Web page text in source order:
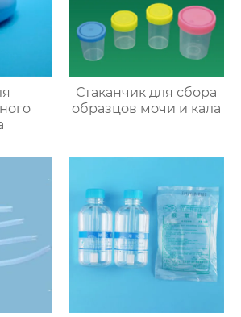
Стаканчик для сбора
образцов мочи и кала